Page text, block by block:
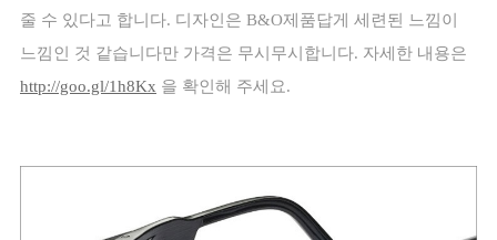
줄 수 있다고 합니다. 디자인은 B&O제품답게 세련된 느낌이
느낌인 것 같습니다만 가격은 무시무시합니다. 자세한 내용은
http://goo.gl/1h8Kx 을 확인해 주세요.